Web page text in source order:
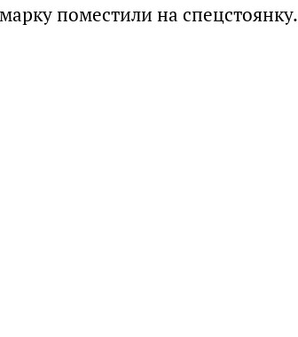
поместили на спецстоянку.